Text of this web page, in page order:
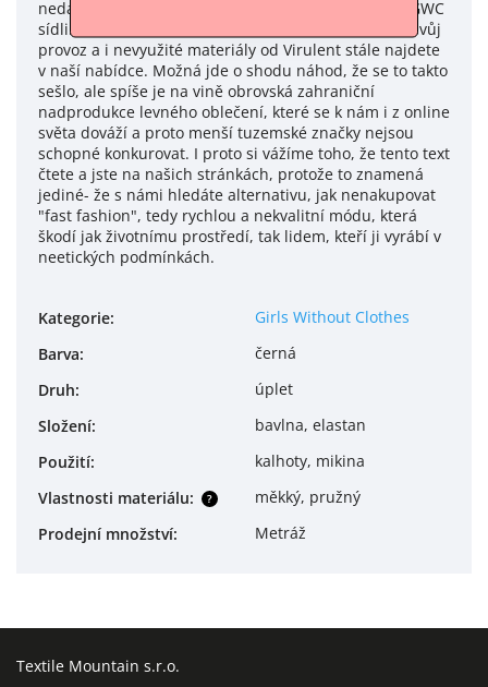
nedaleko pražské náplavky. V tomto prostoru před GWC
sídlila značka Virulent, která bohužel také ukončila svůj
provoz a i nevyužité materiály od Virulent stále najdete
v naší nabídce. Možná jde o shodu náhod, že se to takto
sešlo, ale spíše je na vině obrovská zahraniční
nadprodukce levného oblečení, které se k nám i z online
světa dováží a proto menší tuzemské značky nejsou
schopné konkurovat. I proto si vážíme toho, že tento text
čtete a jste na našich stránkách, protože to znamená
jediné- že s námi hledáte alternativu, jak nenakupovat
"fast fashion", tedy rychlou a nekvalitní módu, která
škodí jak životnímu prostředí, tak lidem, kteří ji vyrábí v
neetických podmínkách.
Kategorie:
Girls Without Clothes
Barva:
černá
Druh:
úplet
Složení:
bavlna, elastan
Použití: kalhoty, mikina
?
Vlastnosti materiálu:
měkký, pružný
Prodejní množství: Metráž
Textile Mountain s.r.o.